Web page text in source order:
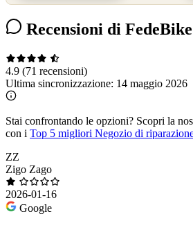
Recensioni di
4.9 (71 recensioni)
Ultima sincronizzazione: 14 maggio 2026
Stai confrontando le opzioni? Scopri la
con i Top 5 migliori Negozio di
ZZ
Zigo Zago
2026-01-16
Google